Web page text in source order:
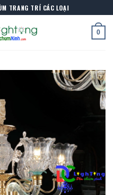
TRANG TRÍ CÁC LOẠI
0